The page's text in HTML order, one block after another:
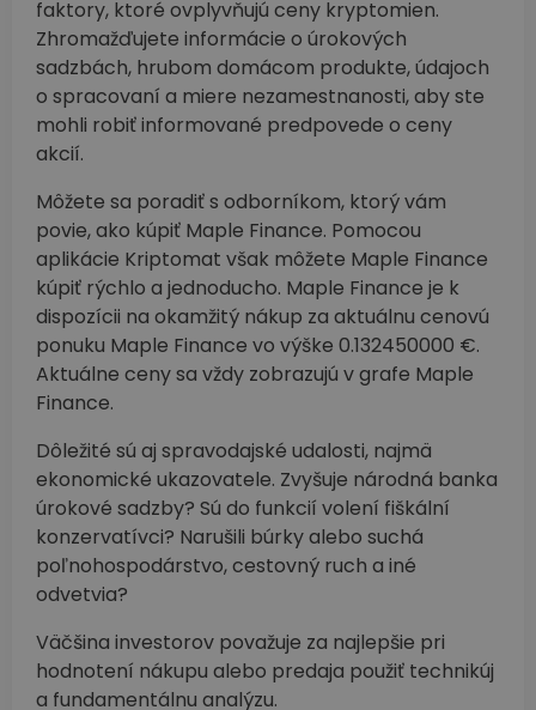
faktory, ktoré ovplyvňujú ceny kryptomien.
Zhromažďujete informácie o úrokových
sadzbách, hrubom domácom produkte, údajoch
o spracovaní a miere nezamestnanosti, aby ste
mohli robiť informované predpovede o ceny
akcií.
Môžete sa poradiť s odborníkom, ktorý vám
povie, ako kúpiť Maple Finance. Pomocou
aplikácie Kriptomat však môžete Maple Finance
kúpiť rýchlo a jednoducho. Maple Finance je k
dispozícii na okamžitý nákup za aktuálnu cenovú
ponuku Maple Finance vo výške 0.132450000 €.
Aktuálne ceny sa vždy zobrazujú v grafe Maple
Finance.
Dôležité sú aj spravodajské udalosti, najmä
ekonomické ukazovatele. Zvyšuje národná banka
úrokové sadzby? Sú do funkcií volení fiškální
konzervatívci? Narušili búrky alebo suchá
poľnohospodárstvo, cestovný ruch a iné
odvetvia?
Väčšina investorov považuje za najlepšie pri
hodnotení nákupu alebo predaja použiť technikúj
a fundamentálnu analýzu.